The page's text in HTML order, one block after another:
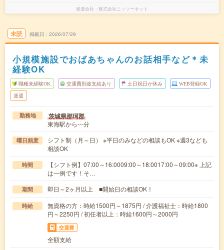
派遣会社 株式会社ニッソーネット
未読 掲載日 2026/07/29
小規模施設でおばあちゃんのお話相手など＊未
経験OK
職種未経験OK 交通費別途支給あり 土日祝日が休み WEB登録OK
派遣
勤務地 茨城県那珂郡
東海駅から---分
曜日頻度
シフト制（月～日） ※平日のみなどの相談もOK ※週3なども
相談OK
時間
【シフト例】07:00～16:0009:00～18:0017:00～09:00※ 上記
は一例です！そ…
期間 即日～2ヶ月以上 ■開始日の相談OK！
時給
無資格の方：時給1500円～1875円 / 介護福祉士：時給1800
円～2250円 / 初任者以上：時給1600円～2000円
交通費
全額支給